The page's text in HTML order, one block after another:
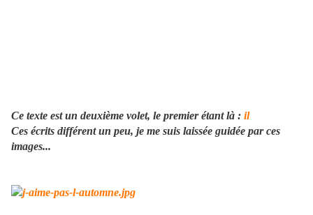
Ce texte est un deuxième volet, le premier étant là : il
Ces écrits différent un peu, je me suis laissée guidée par ces
images...